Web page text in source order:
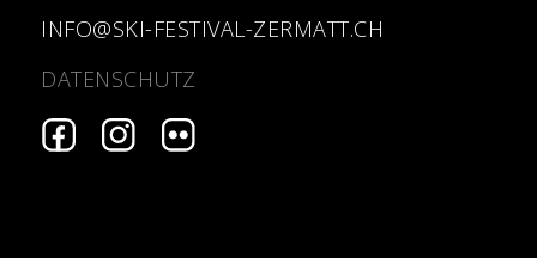
INFO@SKI-FESTIVAL-ZERMATT.CH
DATENSCHUTZ